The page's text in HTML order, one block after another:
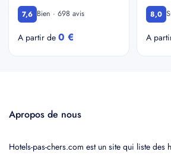
7,6 Bien · 698 avis
A partir de 0 €
8,0
A
Apropos de nous
Hotels-pas-chers.com est un site qui liste des